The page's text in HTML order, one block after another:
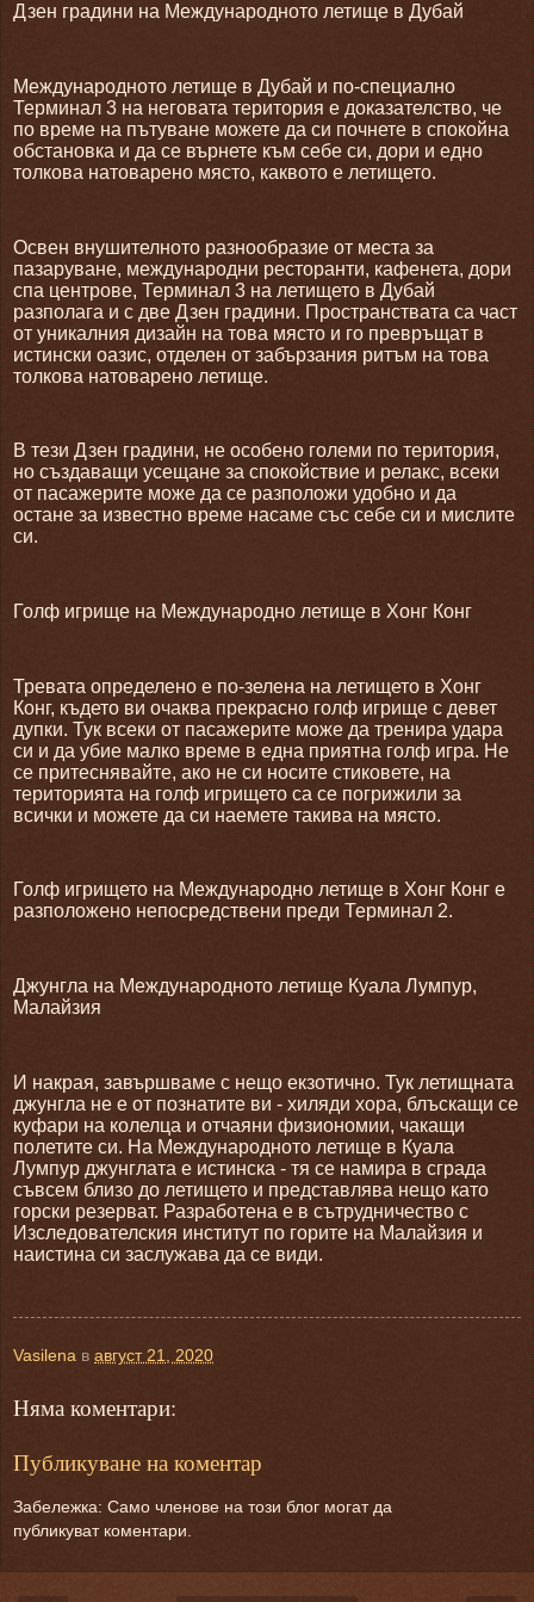
Дзен градини на Международното летище в Дубай
Международното летище в Дубай и по-специално
Терминал 3 на неговата територия е доказателство, че
по време на пътуване можете да си почнете в спокойна
обстановка и да се върнете към себе си, дори и едно
толкова натоварено място, каквото е летището.
Освен внушителното разнообразие от места за
пазаруване, международни ресторанти, кафенета, дори
спа центрове, Терминал 3 на летището в Дубай
разполага и с две Дзен градини. Пространствата са част
от уникалния дизайн на това място и го превръщат в
истински оазис, отделен от забързания ритъм на това
толкова натоварено летище.
В тези Дзен градини, не особено големи по територия,
но създаващи усещане за спокойствие и релакс, всеки
от пасажерите може да се разположи удобно и да
остане за известно време насаме със себе си и мислите
си.
Голф игрище на Международно летище в Хонг Конг
Тревата определено е по-зелена на летището в Хонг
Конг, където ви очаква прекрасно голф игрище с девет
дупки. Тук всеки от пасажерите може да тренира удара
си и да убие малко време в една приятна голф игра. Не
се притеснявайте, ако не си носите стиковете, на
територията на голф игрището са се погрижили за
всички и можете да си наемете такива на място.
Голф игрището на Международно летище в Хонг Конг е
разположено непосредствени преди Терминал 2.
Джунгла на Международното летище Куала Лумпур,
Малайзия
И накрая, завършваме с нещо екзотично. Тук летищната
джунгла не е от познатите ви - хиляди хора, блъскащи се
куфари на колелца и отчаяни физиономии, чакащи
полетите си. На Международното летище в Куала
Лумпур джунглата е истинска - тя се намира в сграда
съвсем близо до летището и представлява нещо като
горски резерват. Разработена е в сътрудничество с
Изследователския институт по горите на Малайзия и
наистина си заслужава да се види.
Vasilena в август 21, 2020
Няма коментари:
Публикуване на коментар
Забележка: Само членове на този блог могат да
публикуват коментари.